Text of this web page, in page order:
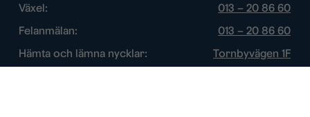
Växel:
013 – 20 86 60
Felanmälan:
013 – 20 86 60
Hämta och lämna nycklar:
Tornbyvägen 1F